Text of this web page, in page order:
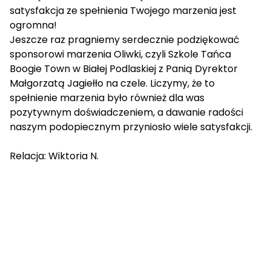
satysfakcja ze spełnienia Twojego marzenia jest
ogromna!
Jeszcze raz pragniemy serdecznie podziękować
sponsorowi marzenia Oliwki, czyli Szkole Tańca
Boogie Town w Białej Podlaskiej z Panią Dyrektor
Małgorzatą Jagiełło na czele. Liczymy, że to
spełnienie marzenia było również dla was
pozytywnym doświadczeniem, a dawanie radości
naszym podopiecznym przyniosło wiele satysfakcji.
Relacja: Wiktoria N.